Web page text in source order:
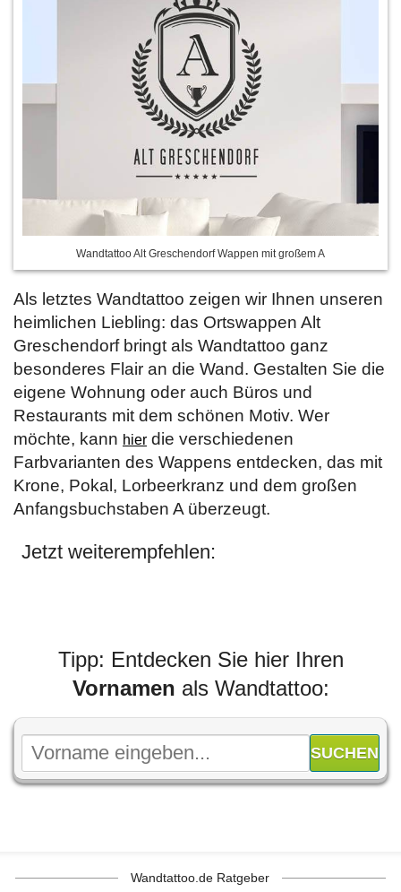
Wandtattoo Alt Greschendorf Wappen mit großem A
Als letztes Wandtattoo zeigen wir Ihnen unseren
heimlichen Liebling: das Ortswappen Alt
Greschendorf bringt als Wandtattoo ganz
besonderes Flair an die Wand. Gestalten Sie die
eigene Wohnung oder auch Büros und
Restaurants mit dem schönen Motiv. Wer
möchte, kann hier die verschiedenen
Farbvarianten des Wappens entdecken, das mit
Krone, Pokal, Lorbeerkranz und dem großen
Anfangsbuchstaben A überzeugt.
Jetzt weiterempfehlen:
Tipp: Entdecken Sie hier Ihren
Vornamen als Wandtattoo:
Wandtattoo.de Ratgeber